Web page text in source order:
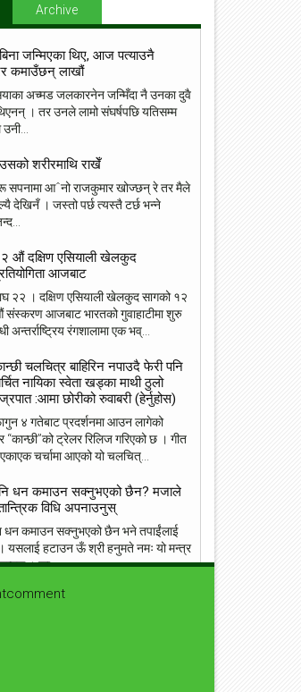
22
May
आइपीएल : हैदरावादलाई हराउँदै चेन्नाई
ब्याटिङ
Archive
जन्मिएका थिए, आज पत्याउनै
कमाउँछन् लाखौं
अच्मड जलकारनेन जन्मिँदा नै उनका दुवै
। तर उनले लामो संघर्षपछि यतिसम्म
शरीरमाथि राखेँ
सपनामा आˆनो राजकुमार खोज्छन् रे तर मैले
देखिनँ । जस्तो पर्छ त्यस्तै टर्छ भन्ने
औं दक्षिण एसियाली खेलकुद
आजबाट
२२ । दक्षिण एसियाली खेलकुद सागको १२
आजबाट भारतको गुवाहाटीमा शुरु
अन्तर्राष्ट्रिय रंगशालामा एक भव्...
चलचित्र बाहिरिन नपाउदै फेरी पनि
नायिका स्वेता खड्का माथी ठुलो
:आमा छोरीको रुवाबरी (हेर्नुहोस)
४ गतेबाट प्रदर्शनमा आउन लागेको
“कान्छी”को ट्रेलर रिलिज गरिएको छ । गीत
चर्चामा आएको यो चलचित्...
धन कमाउन सक्नुभएको छैन? मजाले
विधि अपनाउनुस्
धन कमाउन सक्नुभएको छैन भने तपाईंलाई
यसलाई हटाउन ऊँ श्री हनुमते नमः यो मन्त्र
। का...
जसले स्तनलाई स्वतन्त्रता दिँदा
उनीहरु रातो कालो, अगाडी पछाडी छल्नै
।...